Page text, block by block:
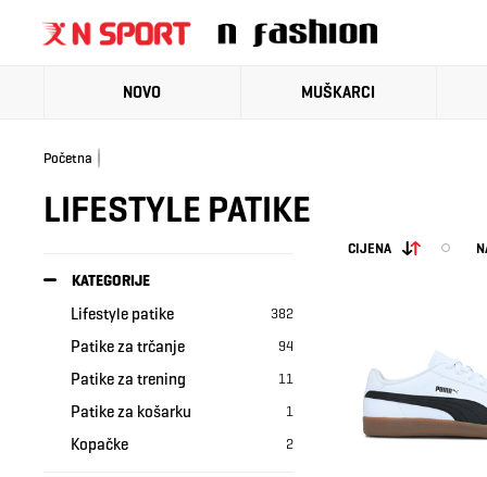
NOVO MUŠKARCI
Početna
LIFESTYLE PATIKE
KATEGORIJE
Lifestyle patike 382
Patike za trčanje 94
Patike za trening 11
Patike za košarku 1
Kopačke 2
CIJENA